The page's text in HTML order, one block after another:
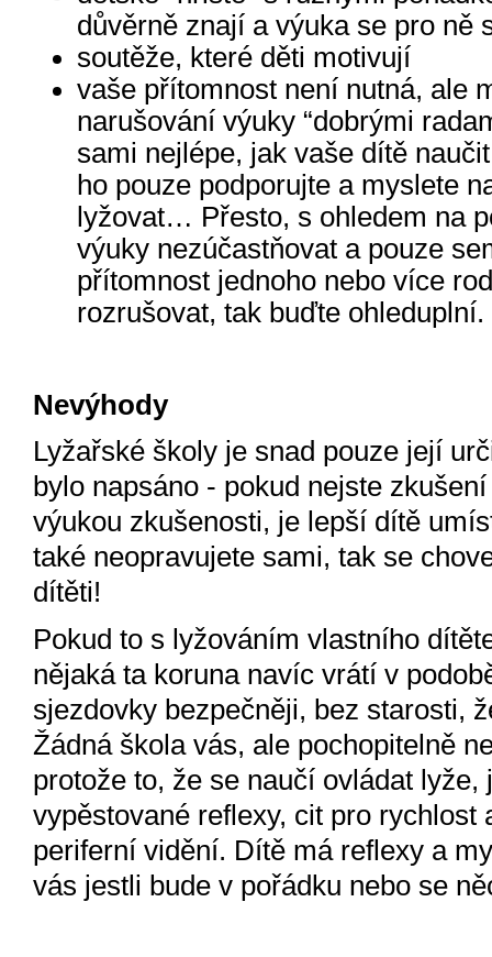
důvěrně znají a výuka se pro ně
soutěže, které děti motivují
vaše přítomnost není nutná, ale
narušování výuky “dobrými
sami nejlépe, jak vaše dítě
ho pouze podporujte a myslete
lyžovat… Přesto, s ohledem na
výuky nezúčastňovat a pouze
přítomnost jednoho nebo více
rozrušovat, tak buďte ohleduplní.
Nevýhody
Lyžařské školy je snad pouze její
bylo napsáno - pokud nejste
výukou zkušenosti, je lepší dítě
také neopravujete sami, tak se
dítěti!
Pokud to s lyžováním vlastního
nějaká ta koruna navíc vrátí v
sjezdovky bezpečněji, bez starosti,
Žádná škola vás, ale pochopitelně
protože to, že se naučí ovládat lyže,
vypěstované reflexy, cit pro rychlost
periferní vidění. Dítě má reflexy a
vás jestli bude v pořádku nebo se